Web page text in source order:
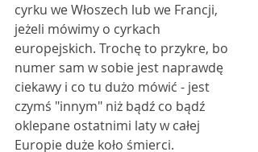
cyrku we Włoszech lub we Francji,
jeżeli mówimy o cyrkach
europejskich. Trochę to przykre, bo
numer sam w sobie jest naprawdę
ciekawy i co tu dużo mówić - jest
czymś "innym" niż bądź co bądź
oklepane ostatnimi laty w całej
Europie duże koło śmierci.